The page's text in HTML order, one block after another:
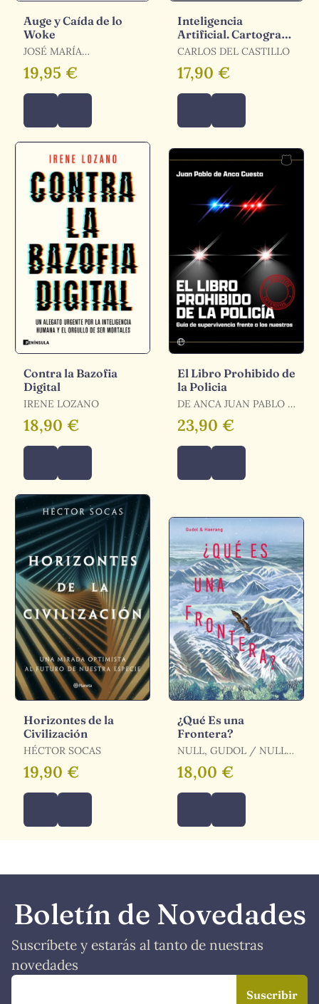
Auge y Caída de lo
Woke
JOSÉ MARÍA
CARABANTE,
19,95 €
Inteligencia
Artificial. Cartografía
de una Revolución
CARLOS DEL CASTILLO
17,90 €
Contra la Bazofia
Digital
IRENE LOZANO
18,90 €
El Libro Prohibido de
la Policia
DE ANCA JUAN PABLO /
DE ANCA CUESTA, JUAN
PABLO
23,90 €
Horizontes de la
Civilización
HÉCTOR SOCAS
19,90 €
¿Qué Es una
Frontera?
NULL, GUDOL / NULL,
18,00 €
Boletín de Novedades
Suscríbete y estarás al tanto de nuestras
novedades